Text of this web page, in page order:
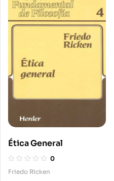
Ética General
0
Friedo Ricken